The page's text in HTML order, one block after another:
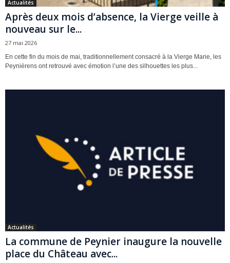
Actualités
Après deux mois d’absence, la Vierge veille à
nouveau sur le...
27 mai 2026
En cette fin du mois de mai, traditionnellement consacré à la Vierge Marie, les
Peyniérens ont retrouvé avec émotion l’une des silhouettes les plus...
Actualités
La commune de Peynier inaugure la nouvelle
place du Château avec...